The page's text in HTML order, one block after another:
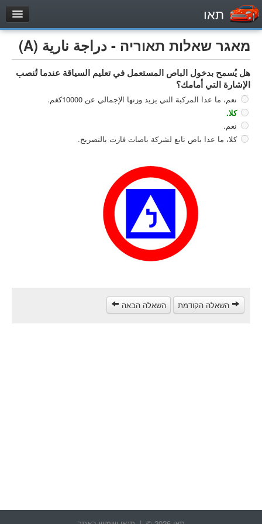
תאו
עמוד הבית
מבחן
مركبة خاصة (B)
دراجة نارية (A)
تراكتور (1)
مركبة شحن خفيف (C1)
مركبة شحن ثقيل (C)
مركبة عمومية (D)
קורס תאוריה
מאגר שאלות תאוריה - دراجة نارية (A)
هل يُسمح بدخول الباص المستعمل في تعليم السياقة عندما تُنصب
الإشارة التي أمامك؟
نعم، ما عدا المركبة التي يزيد وزنها الإجمالي عن 10000كغم.
كلا.
نعم.
كلا، ما عدا باص تابع لشركة باصات فازت بالتصريح.
השאלה הקודמת השאלה הבאה